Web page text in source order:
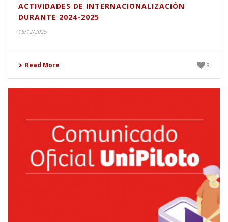
ACTIVIDADES DE INTERNACIONALIZACIÓN
DURANTE 2024-2025
18/12/2025
Read More 8